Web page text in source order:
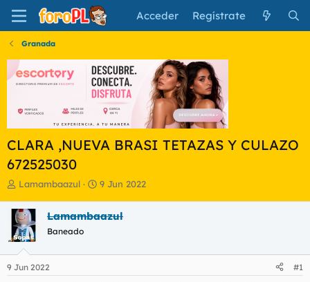
Acceder Regístrate
Granada
CLARA ,NUEVA BRASI TETAZAS Y CULAZO
672525030
I
i
c
i
a
d
o
Lamambaazul
F
h
e
9 Jun 2022
Lamambaazul
Baneado
9 Jun 2022 #1